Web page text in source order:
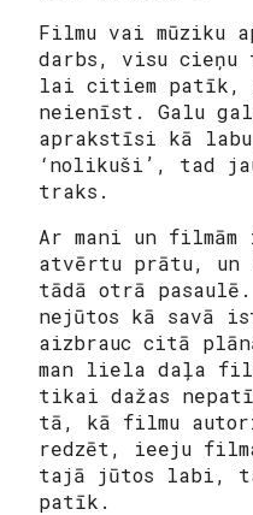
Filmu vai mūziku
darbs, visu cieņu
lai citiem patīk,
neienīst. Galu
aprakstīsi kā
‘nolikuši’, tad
traks.
Ar mani un
atvērtu prātu, un
tādā otrā
nejūtos kā savā
aizbrauc citā
man liela daļa
tikai dažas
tā, kā filmu
redzēt, ieeju
tajā jūtos labi,
patīk.